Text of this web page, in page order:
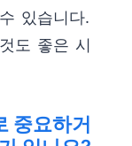
있습니다.
도 좋은 시
중요하거